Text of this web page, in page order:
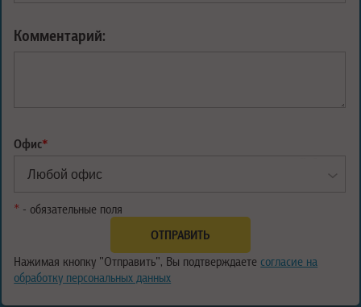
Комментарий:
Офис*
* - обязательные поля
Нажимая кнопку "Отправить", Вы подтверждаете согласие на
обработку персональных данных